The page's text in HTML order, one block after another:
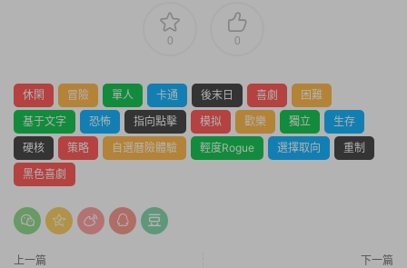
0 0
休閑 冒險 單人 卡通 後末日 喜劇
困難
基于文字
恐怖 指向點擊 模拟 歡樂 獨立
生存
硬核
策略 自選曆險體驗 輕度Rogue 選擇取向
重制
黑色喜劇
上一篇 下一篇